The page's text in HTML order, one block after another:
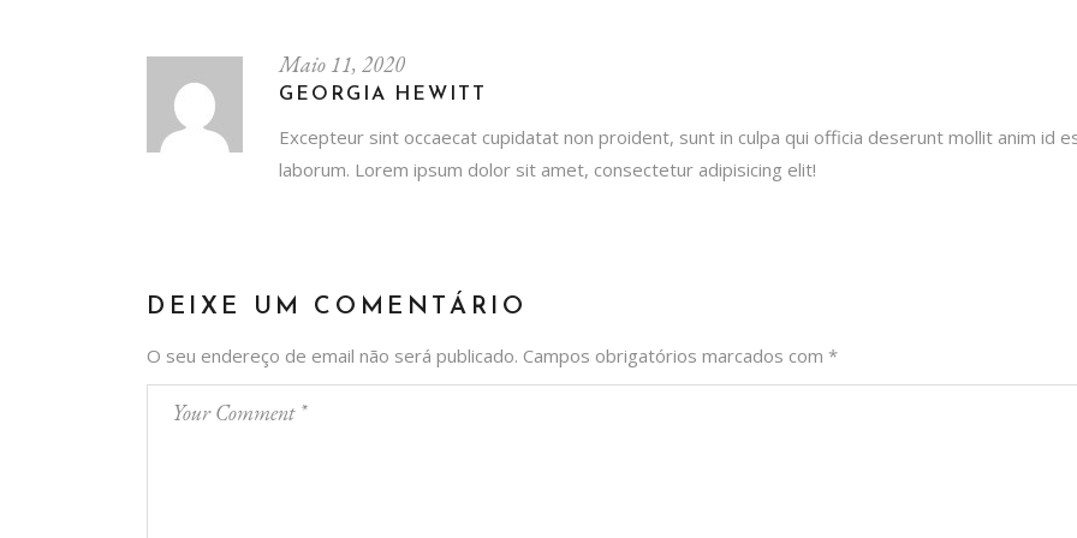
Maio 11, 2020
GEORGIA HEWITT
Excepteur sint occaecat cupidatat non proident, sunt in culpa qui officia deserunt mollit anim id
laborum. Lorem ipsum dolor sit amet, consectetur adipisicing elit!
DEIXE UM COMENTÁRIO
O seu endereço de email não será publicado. Campos obrigatórios marcados com *